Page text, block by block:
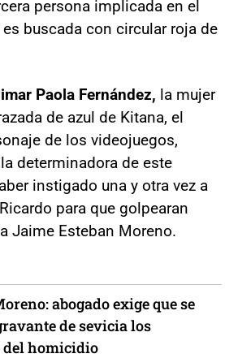
persona implicada en el
buscada con circular roja de
Paola Fernández, la mujer
de azul de Kitana, el
de los videojuegos,
determinadora de este
instigado una y otra vez a
para que golpearan
Jaime Esteban Moreno.
abogado exige que se
de sevicia los
del homicidio